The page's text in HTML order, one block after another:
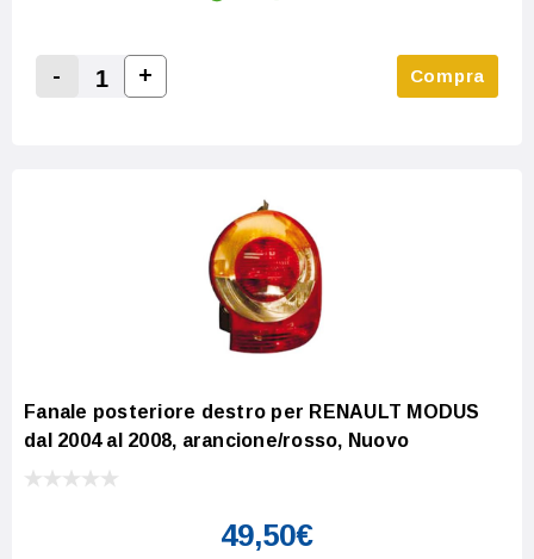
-
Increase Quantity:
+ Compra
Fanale posteriore destro per RENAULT MODUS
dal 2004 al 2008, arancione/rosso, Nuovo
49,50€